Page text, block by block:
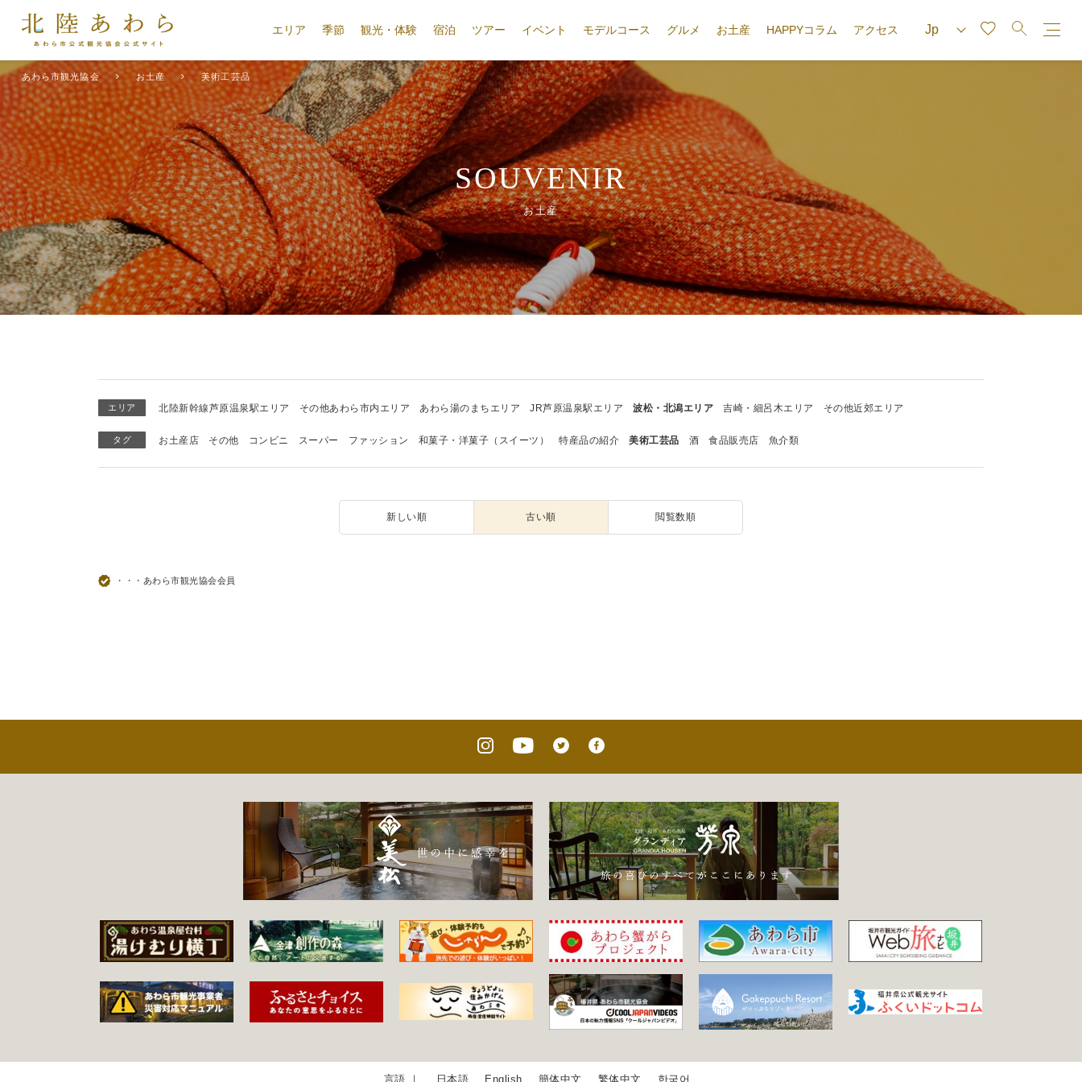
エリア 季節 観光・体験 宿泊 ツアー イベント モデルコース グルメ お土産 HAPPYコラム アクセス
あわら市観光協会 お土産 美術工芸品
SOUVENIR
お土産
エリア 北陸新幹線芦原温泉駅エリア その他あわら市内エリア あわら湯のまちエリア JR芦原温泉駅エリア 波松・北潟エリア 吉崎・細呂木エリア その他近郊エリア
タグ お土産店 その他 コンビニ スーパー ファッション 和菓子・洋菓子（スイーツ） 特産品の紹介 美術工芸品 酒 食品販売店 魚介類
新しい順 古い順 閲覧数順
・・・あわら市観光協会会員
日本語 English 簡体中文 繁体中文 한국어